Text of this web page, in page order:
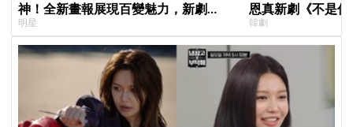
神！全新畫報展現百變魅力，新劇
《100日的謊言》將在10月首播
明星
恩真新劇《不是
光，9月12日首播
韓劇